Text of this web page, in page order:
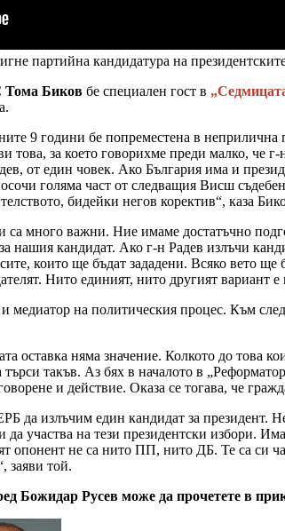
партийна кандидатура на
Тома Биков бе специален гост в
9 години бе попреместена в
това, за което говорихме преди малко, че
от един човек. Ако България има и
голяма част от следващия Висш
бидейки негов коректив“, каза
са много важни. Ние имаме достатъчно
нашия кандидат. Ако г-н Радев излъчи
които ще бъдат зададени. Всяко вето
Нито единият, нито другият вариант
и медиатор на политическия процес. Към
оставка няма значение. Колкото до
такъв. Аз бях в началото в
и действие. Оказа се тогава, че
да излъчим един кандидат за президент.
да участва на тези президентски избори.
опонент не са нито ПП, нито ДБ. Те са си
заяви той.
Божидар Русев може да прочетете в